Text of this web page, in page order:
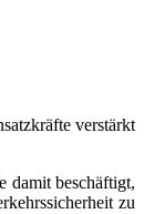
verstärkt
damit beschäftigt,
zu